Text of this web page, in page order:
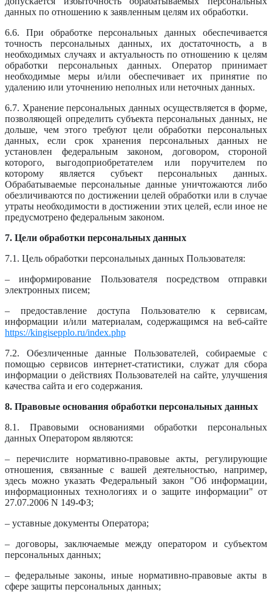
данных по отношению к заявленным целям их обработки.
6.6. При обработке персональных данных обеспечивается
точность персональных данных, их достаточность, а в
необходимых случаях и актуальность по отношению к целям
обработки персональных данных. Оператор принимает
необходимые меры и/или обеспечивает их принятие по
удалению или уточнению неполных или неточных данных.
6.7. Хранение персональных данных осуществляется в форме,
позволяющей определить субъекта персональных данных, не
дольше, чем этого требуют цели обработки персональных
данных, если срок хранения персональных данных не
установлен федеральным законом, договором, стороной
которого, выгодоприобретателем или поручителем по
которому является субъект персональных данных.
Обрабатываемые персональные данные уничтожаются либо
обезличиваются по достижении целей обработки или в случае
утраты необходимости в достижении этих целей, если иное не
предусмотрено федеральным законом.
7. Цели обработки персональных данных
7.1. Цель обработки персональных данных Пользователя:
– информирование Пользователя посредством отправки
электронных писем;
– предоставление доступа Пользователю к сервисам,
информации и/или материалам, содержащимся на веб-сайте
https://kingisepplo.ru/index.php
7.2. Обезличенные данные Пользователей, собираемые с
помощью сервисов интернет-статистики, служат для сбора
информации о действиях Пользователей на сайте, улучшения
качества сайта и его содержания.
8. Правовые основания обработки персональных данных
8.1. Правовыми основаниями обработки персональных
данных Оператором являются:
– перечислите нормативно-правовые акты, регулирующие
отношения, связанные с вашей деятельностью, например,
здесь можно указать Федеральный закон "Об информации,
информационных технологиях и о защите информации" от
27.07.2006 N 149-ФЗ;
– уставные документы Оператора;
– договоры, заключаемые между оператором и субъектом
персональных данных;
– федеральные законы, иные нормативно-правовые акты в
сфере защиты персональных данных;